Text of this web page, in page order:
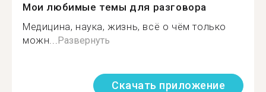
Мои любимые темы для разговора
Медицина, наука, жизнь, всё о чём только
можн... Развернуть
Скачать приложение